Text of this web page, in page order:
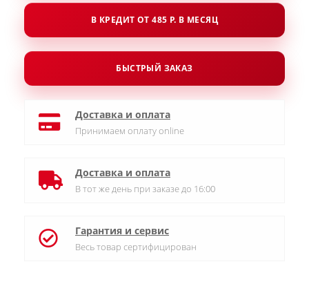
В КРЕДИТ ОТ 485 Р. В МЕСЯЦ
БЫСТРЫЙ ЗАКАЗ
Доставка и оплата
Принимаем оплату online
Доставка и оплата
В тот же день при заказе до 16:00
Гарантия и сервис
Весь товар сертифицирован